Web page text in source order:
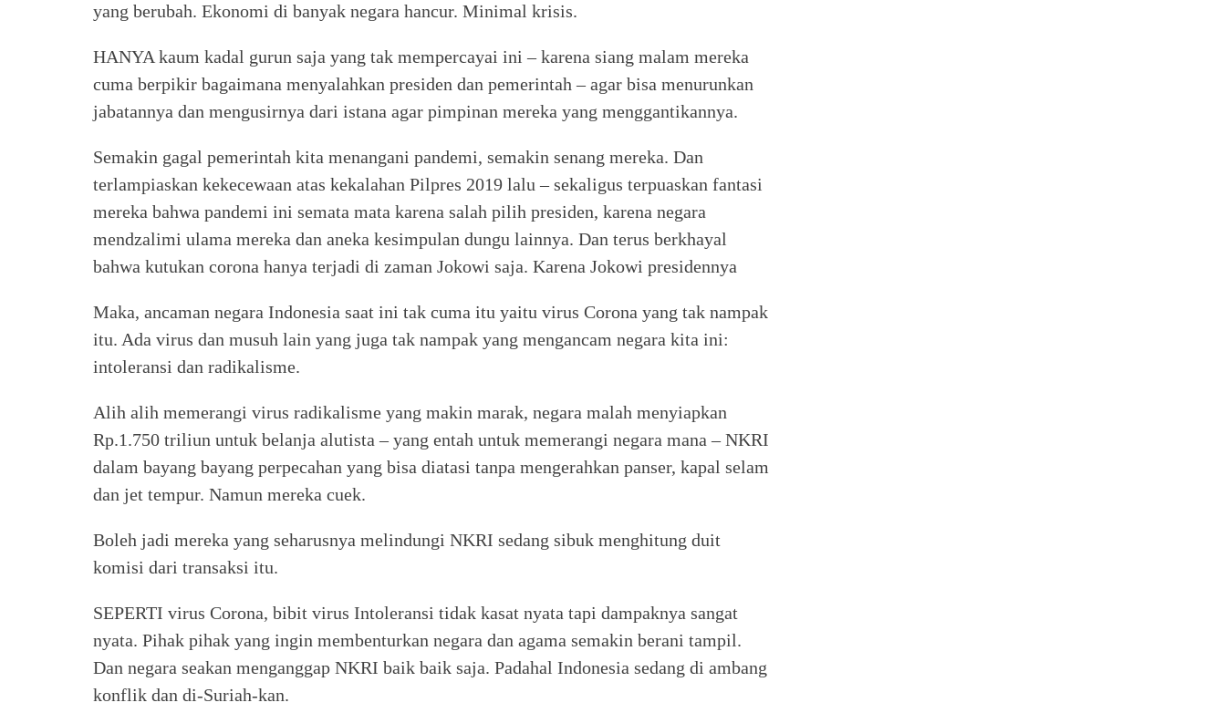
yang berubah. Ekonomi di banyak negara hancur. Minimal krisis.
HANYA kaum kadal gurun saja yang tak mempercayai ini – karena siang malam mereka
cuma berpikir bagaimana menyalahkan presiden dan pemerintah – agar bisa menurunkan
jabatannya dan mengusirnya dari istana agar pimpinan mereka yang menggantikannya.
Semakin gagal pemerintah kita menangani pandemi, semakin senang mereka. Dan
terlampiaskan kekecewaan atas kekalahan Pilpres 2019 lalu – sekaligus terpuaskan fantasi
mereka bahwa pandemi ini semata mata karena salah pilih presiden, karena negara
mendzalimi ulama mereka dan aneka kesimpulan dungu lainnya. Dan terus berkhayal
bahwa kutukan corona hanya terjadi di zaman Jokowi saja. Karena Jokowi presidennya
Maka, ancaman negara Indonesia saat ini tak cuma itu yaitu virus Corona yang tak nampak
itu. Ada virus dan musuh lain yang juga tak nampak yang mengancam negara kita ini:
intoleransi dan radikalisme.
Alih alih memerangi virus radikalisme yang makin marak, negara malah menyiapkan
Rp.1.750 triliun untuk belanja alutista – yang entah untuk memerangi negara mana – NKRI
dalam bayang bayang perpecahan yang bisa diatasi tanpa mengerahkan panser, kapal selam
dan jet tempur. Namun mereka cuek.
Boleh jadi mereka yang seharusnya melindungi NKRI sedang sibuk menghitung duit
komisi dari transaksi itu.
SEPERTI virus Corona, bibit virus Intoleransi tidak kasat nyata tapi dampaknya sangat
nyata. Pihak pihak yang ingin membenturkan negara dan agama semakin berani tampil.
Dan negara seakan menganggap NKRI baik baik saja. Padahal Indonesia sedang di ambang
konflik dan di-Suriah-kan.